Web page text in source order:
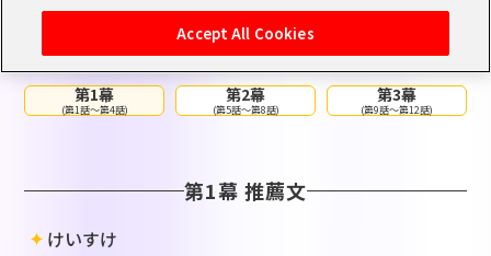
サーの皆さんから推薦文をいただきました！
第1幕
(第1話～第4話)
第2幕
(第5話～第8話)
第3幕
(第9話～第12話)
第1幕 推薦文
けいすけ
Accept All Cookies